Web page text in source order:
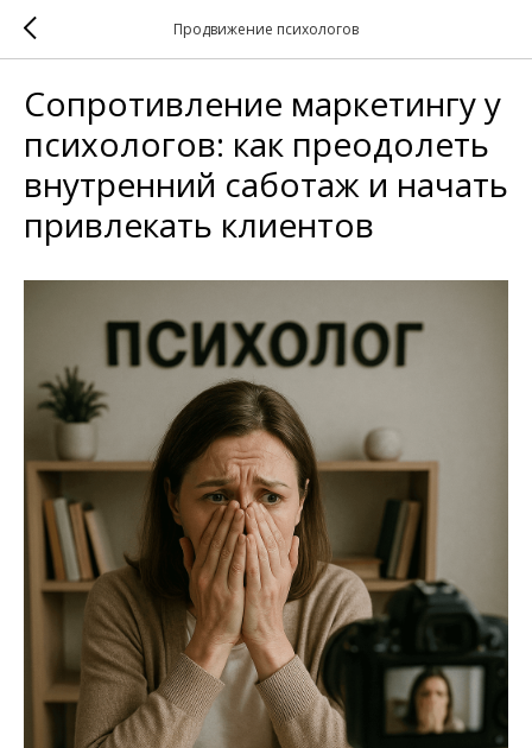
Продвижение психологов
Сопротивление маркетингу у
психологов: как преодолеть
внутренний саботаж и начать
привлекать клиентов